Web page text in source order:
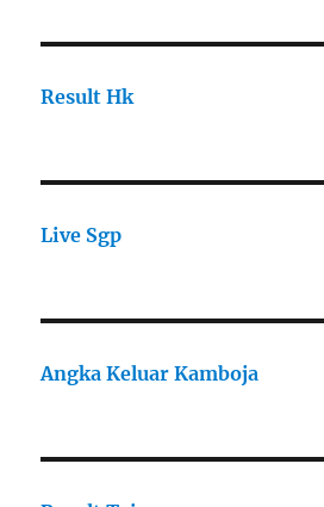
Result Hk
Live Sgp
Angka Keluar Kamboja